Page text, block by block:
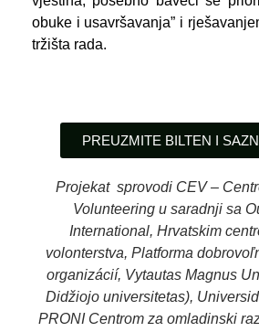
obuke i usavršavanja” i
tržišta rada.
PREUZMITE BILTEN I
Projekat sprovodi CEV –
Volunteeringu saradnji sa
International, Hrvatskim
volonterstva, Platforma
organizácií, Vytautas Magnus
Didžiojo universitetas),
PRONI Centrom za omladinski